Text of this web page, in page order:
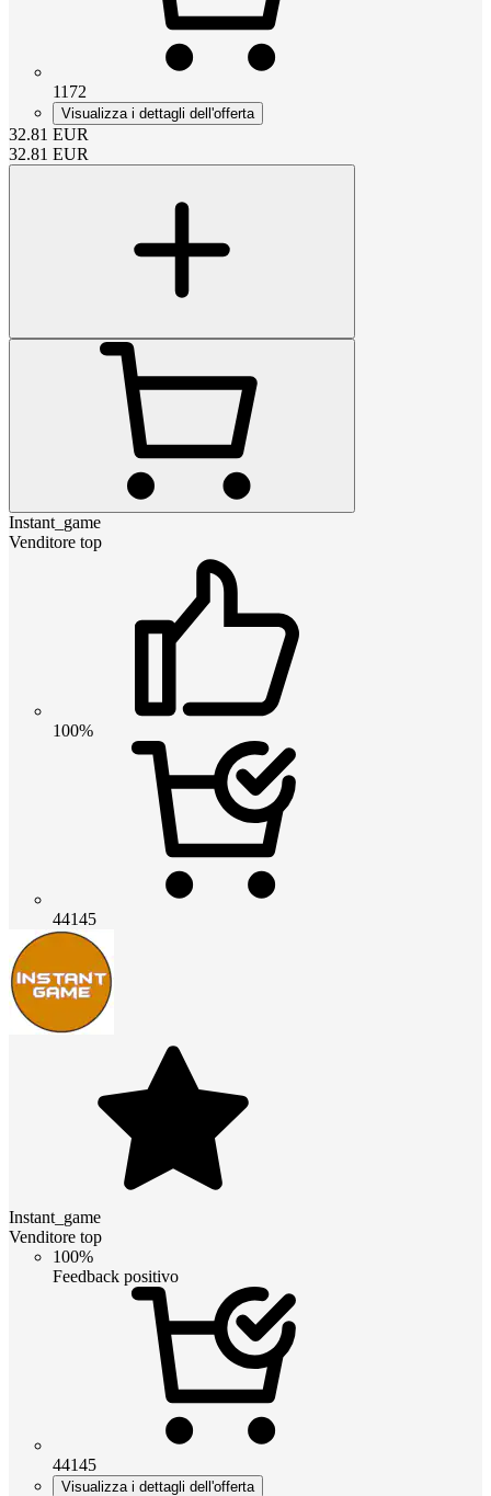
1172
Visualizza i dettagli dell'offerta
32.81 EUR
32.81 EUR
Instant_game
Venditore top
100%
44145
Instant_game
Venditore top
100%
Feedback positivo
44145
Visualizza i dettagli dell'offerta